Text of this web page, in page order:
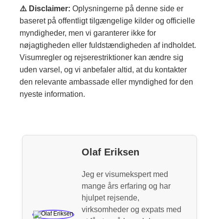
⚠️ Disclaimer: Oplysningerne på denne side er
baseret på offentligt tilgængelige kilder og officielle
myndigheder, men vi garanterer ikke for
nøjagtigheden eller fuldstændigheden af indholdet.
Visumregler og rejserestriktioner kan ændre sig
uden varsel, og vi anbefaler altid, at du kontakter
den relevante ambassade eller myndighed for den
nyeste information.
Olaf Eriksen
Jeg er visumekspert med
mange års erfaring og har
hjulpet rejsende,
virksomheder og expats med